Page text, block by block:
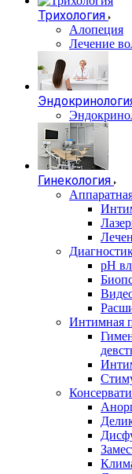
Трихология
Алопеция
Лечение
Гинекология
pH
Интимная